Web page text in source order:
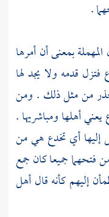
.
بمعنى أن أمرها
قدمه ولا يجد لها
من مثل ذلك . ومن
أهلها ومباشريها .
إليها أي تخدع هي من
فتحهما جميعا كان جمع
إليهم كأنه قال أهل